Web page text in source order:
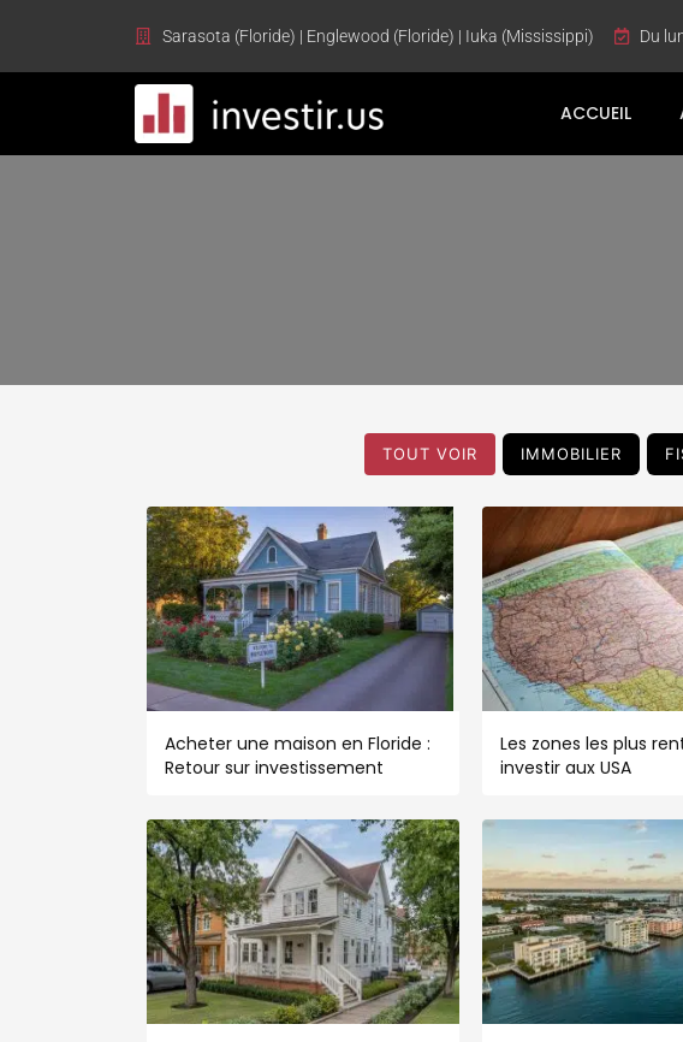
Sarasota (Floride) | Englewood (Floride) | Iuka (Mississippi) Du
ACCUEIL
TOUT VOIR IMMOBILIER
Acheter une maison en Floride :
Retour sur investissement
Les zones les plus
investir aux USA